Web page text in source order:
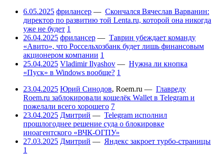
6.05.2025 фрилансер — Скончался Вячеслав Варванин:
директор по развитию той Lenta.ru, которой она никогда
уже не будет 1
26.04.2025 фрилансер — Таврин убеждает команду
«Авито», что Россельхозбанк будет лишь финансовым
акционером компании 1
25.04.2025 Vladimir Ilyashov — Нужна ли кнопка
«Пуск» в Windows вообще? 1
23.04.2025 Юрий Синодов, Roem.ru — Главреду
Roem.ru заблокировали кошелёк Wallet в Telegram и
пожелали всего хорошего 7
23.04.2025 Дмитрий — Telegram исполнил
прошлогоднее решение суда о блокировке
иноагентского «ВЧК-ОГПУ»
27.03.2025 Дмитрий — Яндекс закроет турбо-страницы
1